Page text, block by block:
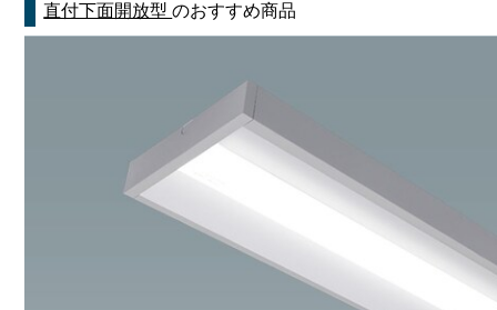
直付下面開放型のおすすめ商品